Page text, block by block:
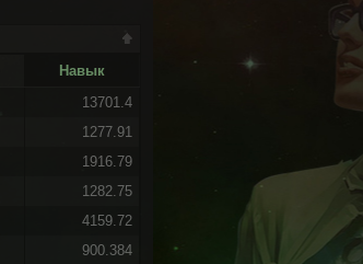
Навык
13701.4
1277.91
1916.79
1282.75
4159.72
900.384